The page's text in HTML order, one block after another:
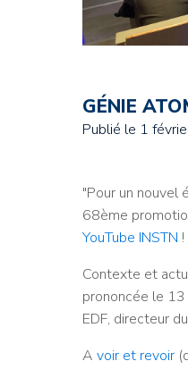
GÉNIE
Publié le 1
"Pour un nouvel
68ème
YouTube INSTN !
Contexte et
prononcée le
EDF, directeur
A voir et revoir